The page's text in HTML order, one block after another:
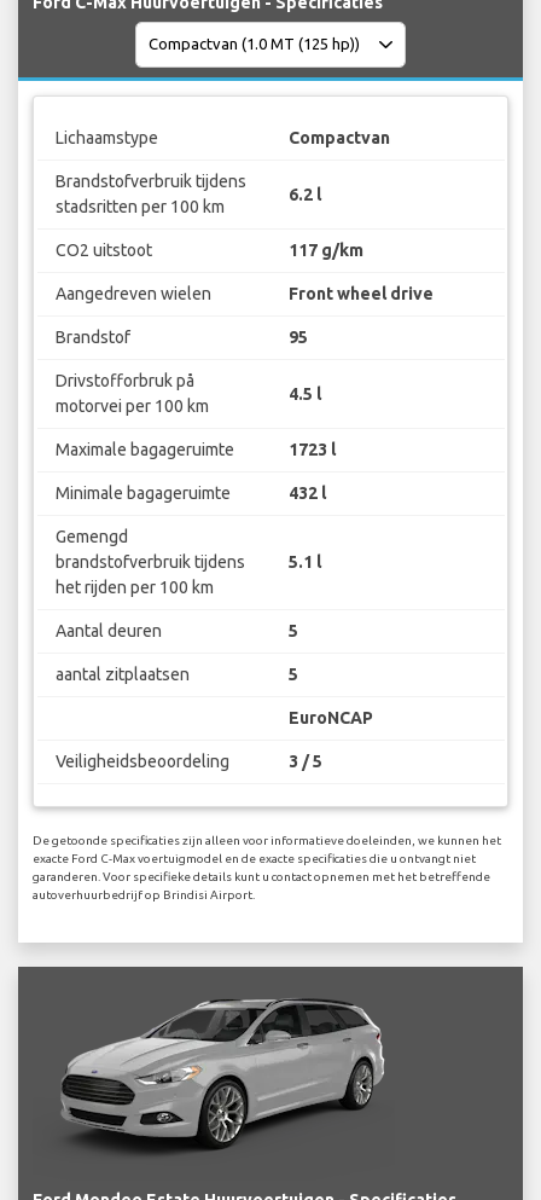
Lichaamstype Compactvan
Brandstofverbruik tijdens
stadsritten per 100 km
6.2 l
CO2 uitstoot 117 g/km
Aangedreven wielen Front wheel drive
Brandstof 95
Drivstofforbruk på
motorvei per 100 km
4.5 l
Maximale bagageruimte 1723 l
Minimale bagageruimte 432 l
Gemengd
brandstofverbruik tijdens
het rijden per 100 km
5.1 l
Aantal deuren 5
aantal zitplaatsen 5
EuroNCAP
Veiligheidsbeoordeling 3 / 5
De getoonde specificaties zijn alleen voor informatieve doeleinden, we kunnen het
exacte Ford C-Max voertuigmodel en de exacte specificaties die u ontvangt niet
garanderen. Voor specifieke details kunt u contact opnemen met het betreffende
autoverhuurbedrijf op Brindisi Airport.